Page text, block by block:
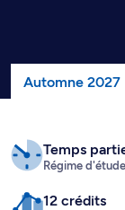
Automne 2027
Temps
Régime
12 crédits